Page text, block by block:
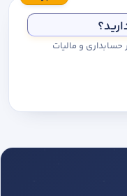
تجربه در حسابداری و مالیات